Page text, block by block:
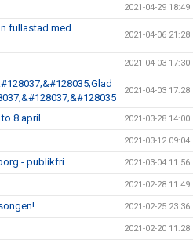
2021-04-29 18:49
fullastad med
2021-04-06 21:28
2021-04-03 17:30
2021-04-03 17:28
8 april 2021-03-28 14:00
2021-03-12 09:04
- publikfri 2021-03-04 11:56
2021-02-28 11:49
2021-02-25 23:36
2021-02-20 11:28